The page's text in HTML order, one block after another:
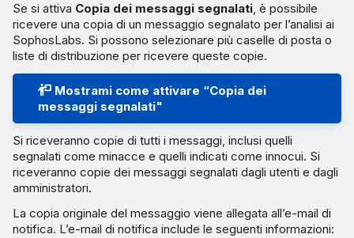
Se si attiva Copia dei messaggi segnalati, è possibile
ricevere una copia di un messaggio segnalato per l’analisi ai
SophosLabs. Si possono selezionare più caselle di posta o
liste di distribuzione per ricevere queste copie.
Mostrami come attivare “Copia dei
messaggi segnalati"
Si riceveranno copie di tutti i messaggi, inclusi quelli
segnalati come minacce e quelli indicati come innocui. Si
riceveranno copie dei messaggi segnalati dagli utenti e dagli
amministratori.
La copia originale del messaggio viene allegata all’e-mail di
notifica. L’e-mail di notifica include le seguenti informazioni: